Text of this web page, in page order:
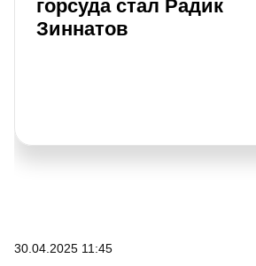
горсуда стал Радик
Зиннатов
30.04.2025 11:45